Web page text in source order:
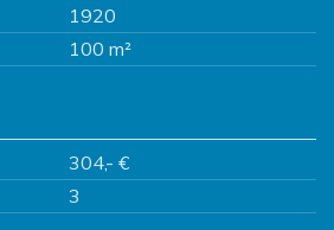
1920
100 m²
304,- €
3